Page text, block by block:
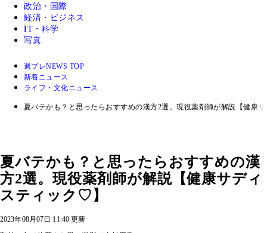
政治・国際
経済・ビジネス
IT・科学
写真
週プレNEWS TOP
新着ニュース
ライフ・文化ニュース
夏バテかも？と思ったらおすすめの漢方2選。現役薬剤師が解説【健康
夏バテかも？と思ったらおすすめの漢
方2選。現役薬剤師が解説【健康サディ
スティック♡】
2023年08月07日 11:40 更新